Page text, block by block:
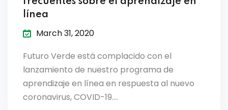
línea
March 31, 2020
Futuro Verde está complacido con el
lanzamiento de nuestro programa de
aprendizaje en línea en respuesta al nuevo
coronavirus, COVID-19.…